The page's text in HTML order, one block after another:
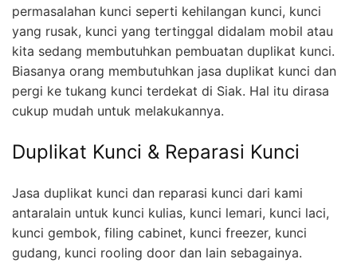
permasalahan kunci seperti kehilangan kunci, kunci
yang rusak, kunci yang tertinggal didalam mobil atau
kita sedang membutuhkan pembuatan duplikat kunci.
Biasanya orang membutuhkan jasa duplikat kunci dan
pergi ke tukang kunci terdekat di Siak. Hal itu dirasa
cukup mudah untuk melakukannya.
Duplikat Kunci & Reparasi Kunci
Jasa duplikat kunci dan reparasi kunci dari kami
antaralain untuk kunci kulias, kunci lemari, kunci laci,
kunci gembok, filing cabinet, kunci freezer, kunci
gudang, kunci rooling door dan lain sebagainya.